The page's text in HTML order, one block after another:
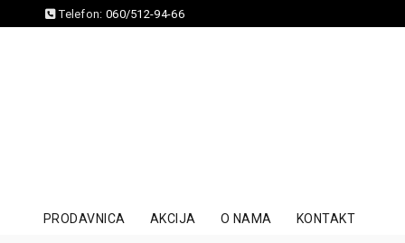
Telefon: 060/512-94-66
PRODAVNICA AKCIJA O NAMA KONTAKT